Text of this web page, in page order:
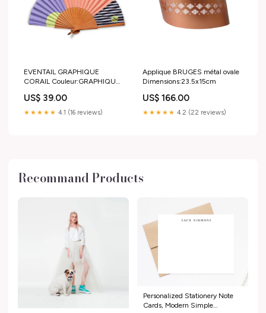
EVENTAIL GRAPHIQUE
CORAIL Couleur:GRAPHIQUE
US$ 39.00
★★★★★ 4.1 (16 reviews)
Applique BRUGES métal ovale
Dimensions:23.5x15cm
US$ 166.00
★★★★★ 4.2 (22 reviews)
Recommand Products
Personalized Stationery Note
Cards, Modern Simple